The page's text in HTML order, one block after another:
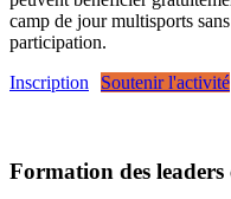
camp de jour multisports
participation.
Inscription
Soutenir l'activité
Formation des leaders